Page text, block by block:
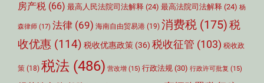
房产税 (66) 最高人民法院司法解释 (24) 最高法院司法解释 (24) 杨
森律师 (17) 法律 (69) 海南自由贸易港 (19) 消费税 (175)税
收优惠 (114) 税收优惠政策 (36) 税收征管 (103) 税收政
策 (18) 税法 (486) 营改增 (15) 行政法规 (30) 行政许可批复 (15)